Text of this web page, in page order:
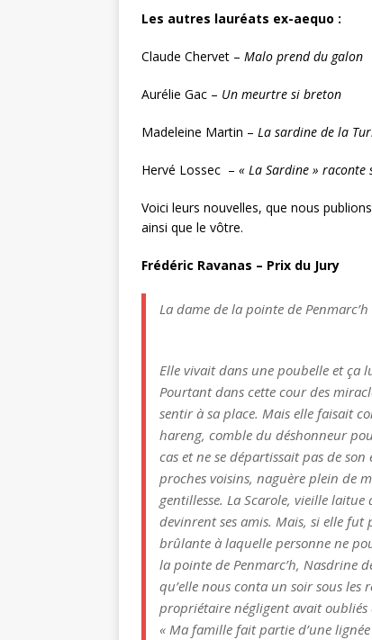
Les autres lauréats ex-aequo :
Claude Chervet – Malo prend du galon
Aurélie Gac – Un meurtre si breton
Madeleine Martin – La sardine de la
Hervé Lossec – « La Sardine » raconte
Voici leurs nouvelles, que nous
ainsi que le vôtre.
Frédéric Ravanas – Prix du Jury
La dame de la pointe de Penmarc’h
Elle vivait dans une poubelle et ça
Pourtant dans cette cour des
sentir à sa place. Mais elle faisait
hareng, comble du déshonneur
cas et ne se départissait pas de
proches voisins, naguère plein de
gentillesse. La Scarole, vieille
devinrent ses amis. Mais, si elle
brûlante à laquelle personne ne
la pointe de Penmarc’h, Nasdrine
qu’elle nous conta un soir sous les
propriétaire négligent avait oubliés
« Ma famille fait partie d’une